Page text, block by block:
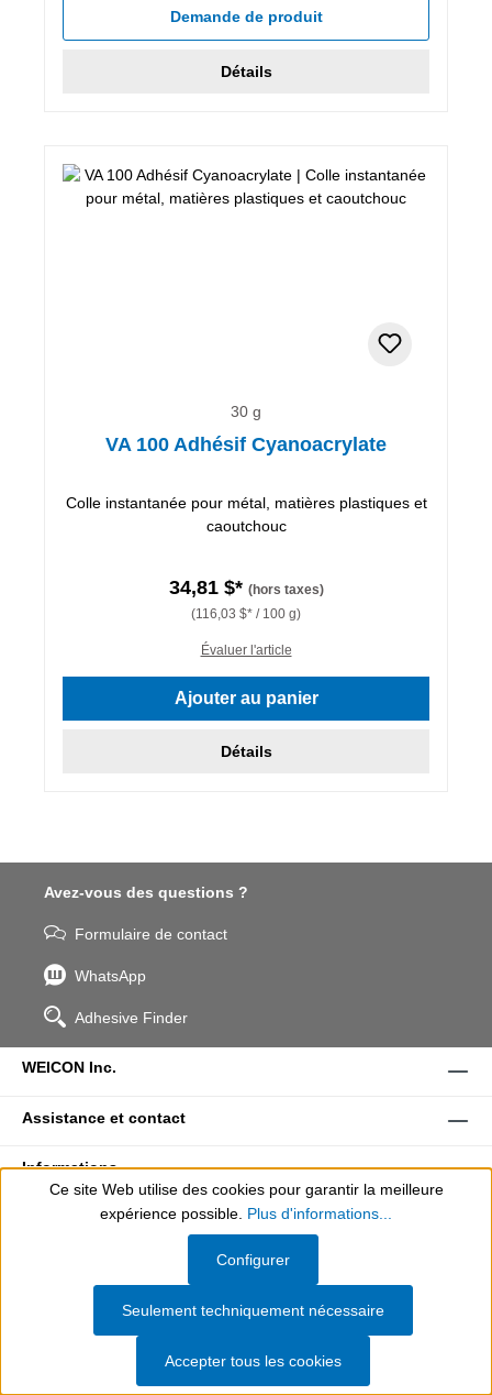
Demande de produit
Détails
30 g
VA 100 Adhésif Cyanoacrylate
Colle instantanée pour métal, matières plastiques et
caoutchouc
34,81 $* (hors taxes)
(116,03 $* / 100 g)
Évaluer l'article
Ajouter au panier
Détails
Avez-vous des questions ?
Formulaire de contact
WhatsApp
Adhesive Finder
WEICON Inc.
Assistance et contact
Informations
Modes de paiement
Ce site Web utilise des cookies pour garantir la meilleure
expérience possible. Plus d'informations...
Seulement techniquement nécessaire
Configurer
Accepter tous les cookies